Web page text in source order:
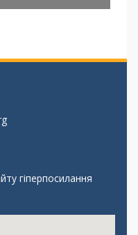
гіперпосилання